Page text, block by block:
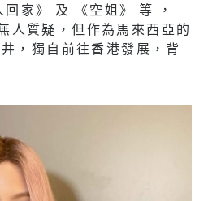
家》 及 《空姐》 等 ，
人質疑，但作為馬來西亞的
，獨自前往香港發展，背